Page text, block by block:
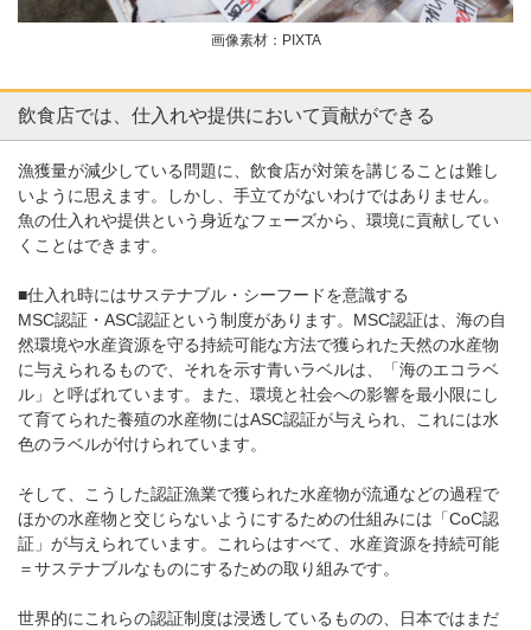
画像素材：PIXTA
飲食店では、仕入れや提供において貢献ができる
漁獲量が減少している問題に、飲食店が対策を講じることは難し
いように思えます。しかし、手立てがないわけではありません。
魚の仕入れや提供という身近なフェーズから、環境に貢献してい
くことはできます。
■仕入れ時にはサステナブル・シーフードを意識する
MSC認証・ASC認証という制度があります。MSC認証は、海の自
然環境や水産資源を守る持続可能な方法で獲られた天然の水産物
に与えられるもので、それを示す青いラベルは、「海のエコラベ
ル」と呼ばれています。また、環境と社会への影響を最小限にし
て育てられた養殖の水産物にはASC認証が与えられ、これには水
色のラベルが付けられています。
そして、こうした認証漁業で獲られた水産物が流通などの過程で
ほかの水産物と交じらないようにするための仕組みには「CoC認
証」が与えられています。これらはすべて、水産資源を持続可能
＝サステナブルなものにするための取り組みです。
世界的にこれらの認証制度は浸透しているものの、日本ではまだ